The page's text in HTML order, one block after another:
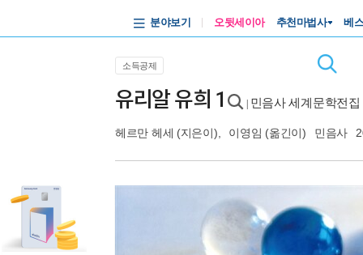
분야보기 오뒷세이아 추천마법사 베
소득공제
유리알 유희 1 민음사 세계문학전집
헤르만 헤세 (지은이), 이영임 (옮긴이) 민음사